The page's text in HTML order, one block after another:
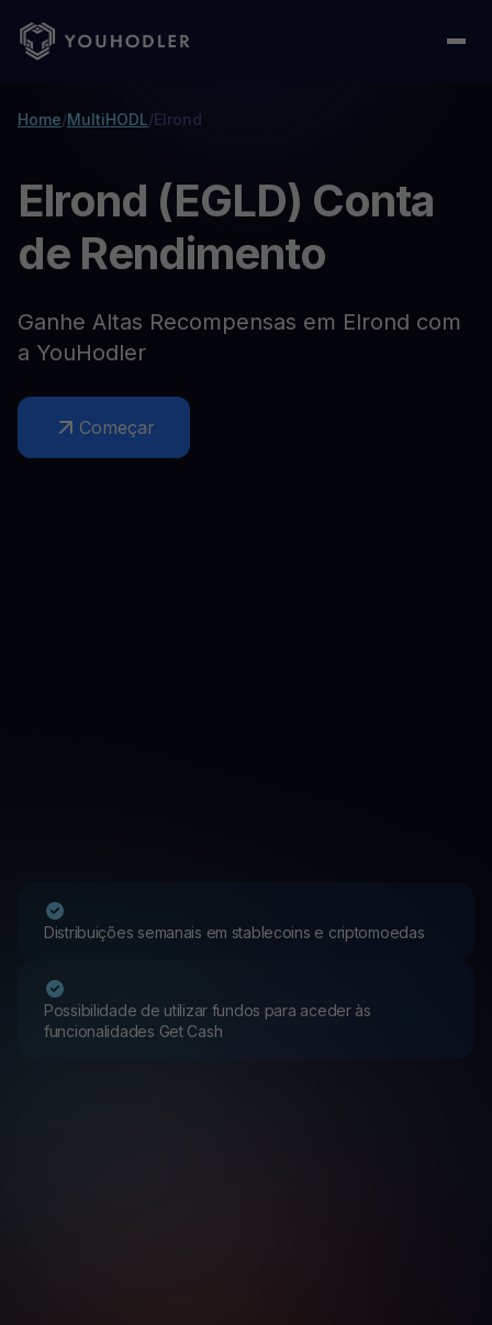
Home/MultiHODL/Elrond
Elrond (EGLD) Conta
de Rendimento
Ganhe Altas Recompensas em Elrond com
a YouHodler
Começar
Distribuições semanais em stablecoins e criptomoedas
Possibilidade de utilizar fundos para aceder às
funcionalidades Get Cash